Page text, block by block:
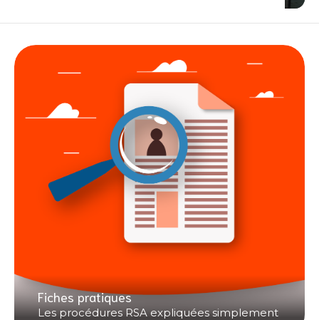
Fiches pratiques
Les procédures RSA expliquées simplement